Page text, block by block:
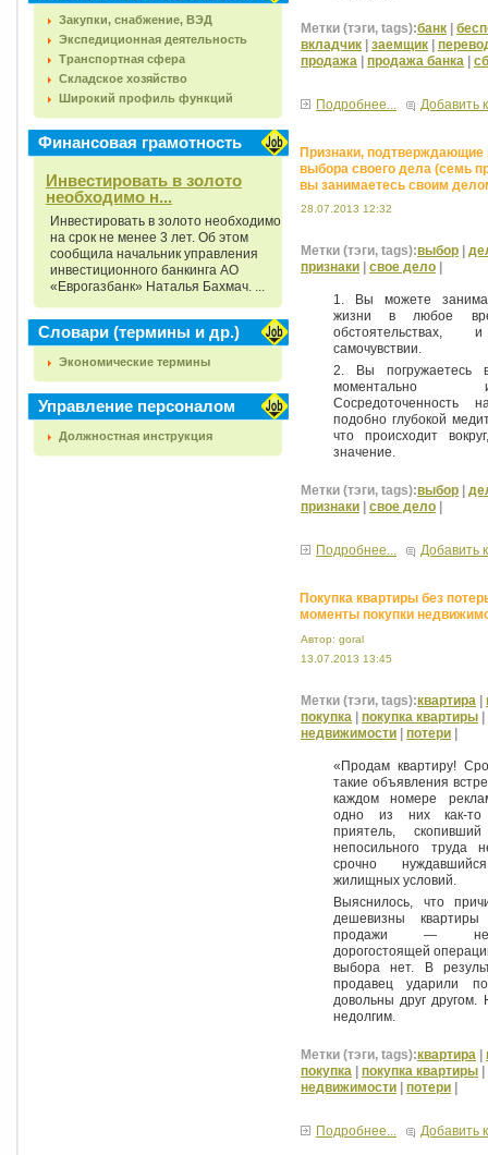
Закупки, снабжение, ВЭД
Экспедиционная деятельность
Транспортная сфера
Складское хозяйство
Широкий профиль функций
Финансовая грамотность
Инвестировать в золото
необходимо н...
Инвестировать в золото необходимо
на срок не менее 3 лет. Об этом
сообщила начальник управления
инвестиционного банкинга АО
«Еврогазбанк» Наталья Бахмач. ...
Словари (термины и др.)
Экономические термины
Управление персоналом
Должностная инструкция
Метки (тэги, tags):банк
вкладчик
заемщик
продажа
продажа банка
Подробнее... Добавить
Признаки, подтверждающие
выбора своего дела (семь
вы занимаетесь своим
28.07.2013 12:32
Метки (тэги, tags):выбор
признаки
свое дело
1. Вы можете
жизни в любое
самочувствии.
2. Вы погружаетесь
подобно глубокой
что происходит
значение.
Метки (тэги, tags):выбор
признаки
свое дело
Подробнее... Добавить
Покупка квартиры без
моменты покупки
Автор: goral
13.07.2013 13:45
Метки (тэги, tags):квартира
покупка
покупка квартиры
недвижимости
потери
«Продам квартиру!
такие объявления
каждом номере
одно из них как-то
приятель,
непосильного труда
срочно
жилищных условий.
Выяснилось, что
дешевизны
продажи —
дорогостоящей
выбора нет. В
продавец ударили
довольны друг другом.
недолгим.
Метки (тэги, tags):квартира
покупка
покупка квартиры
недвижимости
потери
Подробнее... Добавить